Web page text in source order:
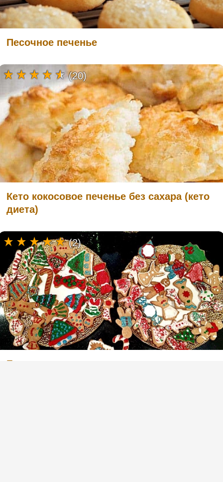
Песочное печенье
Кето кокосовое печенье без сахара (кето
диета)
(20)
Безглютеновое рождественское печенье
(2)